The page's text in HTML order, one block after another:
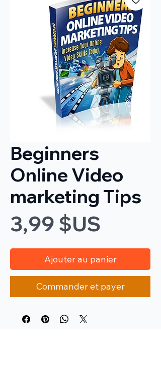
Beginners
Online Video
marketing Tips
3,99 $US
Ajouter au panier
Commander et payer